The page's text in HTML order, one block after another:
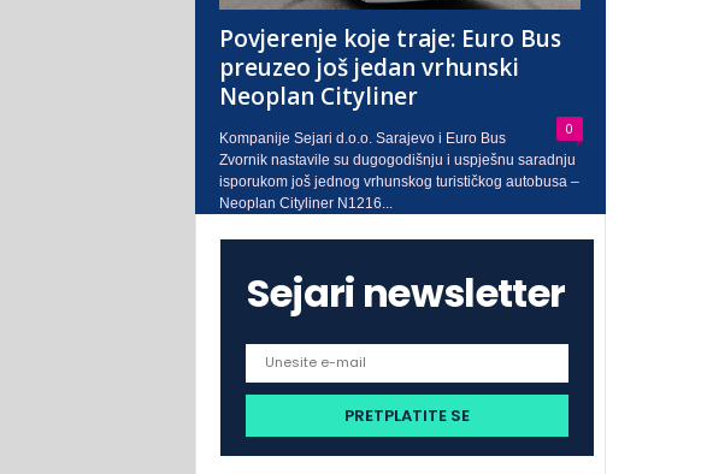
Povjerenje koje traje: Euro Bus
preuzeo još jedan vrhunski
Neoplan Cityliner
0
Kompanije Sejari d.o.o. Sarajevo i Euro Bus
Zvornik nastavile su dugogodišnju i uspješnu saradnju
isporukom još jednog vrhunskog turističkog autobusa –
Neoplan Cityliner N1216...
Sejari newsletter